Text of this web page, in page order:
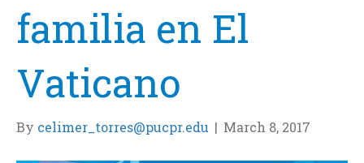
familia en El
Vaticano
By celimer_torres@pucpr.edu | March 8, 2017